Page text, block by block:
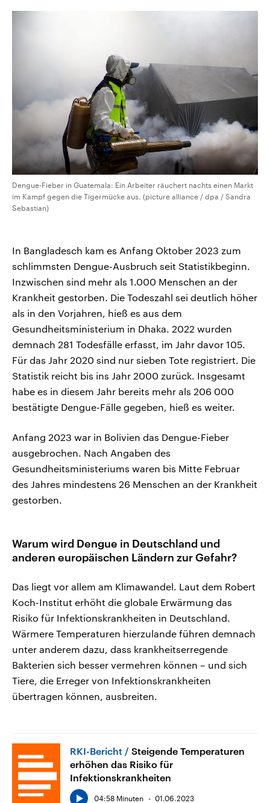
Dengue-Fieber in Guatemala: Ein Arbeiter räuchert nachts einen Markt
im Kampf gegen die Tigermücke aus. (picture alliance / dpa / Sandra
Sebastian)
In Bangladesch kam es Anfang Oktober 2023 zum
schlimmsten Dengue-Ausbruch seit Statistikbeginn.
Inzwischen sind mehr als 1.000 Menschen an der
Krankheit gestorben. Die Todeszahl sei deutlich höher
als in den Vorjahren, hieß es aus dem
Gesundheitsministerium in Dhaka. 2022 wurden
demnach 281 Todesfälle erfasst, im Jahr davor 105.
Für das Jahr 2020 sind nur sieben Tote registriert. Die
Statistik reicht bis ins Jahr 2000 zurück. Insgesamt
habe es in diesem Jahr bereits mehr als 206 000
bestätigte Dengue-Fälle gegeben, hieß es weiter.
Anfang 2023 war in Bolivien das Dengue-Fieber
ausgebrochen. Nach Angaben des
Gesundheitsministeriums waren bis Mitte Februar
des Jahres mindestens 26 Menschen an der Krankheit
gestorben.
Warum wird Dengue in Deutschland und
anderen europäischen Ländern zur Gefahr?
Das liegt vor allem am Klimawandel. Laut dem Robert
Koch-Institut erhöht die globale Erwärmung das
Risiko für Infektionskrankheiten in Deutschland.
Wärmere Temperaturen hierzulande führen demnach
unter anderem dazu, dass krankheitserregende
Bakterien sich besser vermehren können – und sich
Tiere, die Erreger von Infektionskrankheiten
übertragen können, ausbreiten.
RKI-Bericht
Steigende Temperaturen
erhöhen das Risiko für
Infektionskrankheiten
04:58 Minuten 01.06.2023